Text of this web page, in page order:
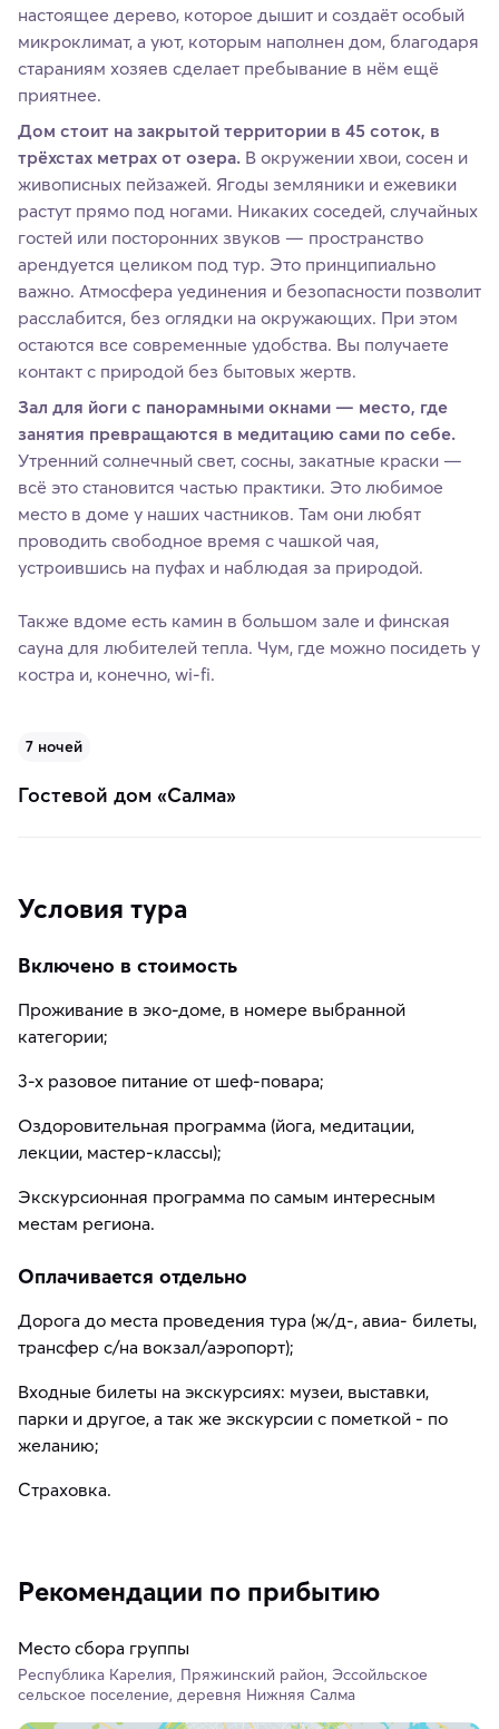
настоящее дерево, которое дышит и создаёт особый
микроклимат, а уют, которым наполнен дом, благодаря
стараниям хозяев сделает пребывание в нём ещё
приятнее.
Дом стоит на закрытой территории в 45 соток, в
трёхстах метрах от озера. В окружении хвои, сосен и
живописных пейзажей. Ягоды земляники и ежевики
растут прямо под ногами. Никаких соседей, случайных
гостей или посторонних звуков — пространство
арендуется целиком под тур. Это принципиально
важно. Атмосфера уединения и безопасности позволит
расслабится, без оглядки на окружающих. При этом
остаются все современные удобства. Вы получаете
контакт с природой без бытовых жертв.
Зал для йоги с панорамными окнами — место, где
занятия превращаются в медитацию сами по себе.
Утренний солнечный свет, сосны, закатные краски —
всё это становится частью практики. Это любимое
место в доме у наших частников. Там они любят
проводить свободное время с чашкой чая,
устроившись на пуфах и наблюдая за природой.
Также вдоме есть камин в большом зале и финская
сауна для любителей тепла. Чум, где можно посидеть у
костра и, конечно, wi-fi.
7 ночей
Гостевой дом «Салма»
Условия тура
Включено в стоимость
Проживание в эко-доме, в номере выбранной
категории;
3-х разовое питание от шеф-повара;
Оздоровительная программа (йога, медитации,
лекции, мастер-классы);
Экскурсионная программа по самым интересным
местам региона.
Оплачивается отдельно
Дорога до места проведения тура (ж/д-, авиа- билеты,
трансфер с/на вокзал/аэропорт);
Входные билеты на экскурсиях: музеи, выставки,
парки и другое, а так же экскурсии с пометкой - по
желанию;
Страховка.
Рекомендации по прибытию
Место сбора группы
Республика Карелия, Пряжинский район, Эссойльское
сельское поселение, деревня Нижняя Салма